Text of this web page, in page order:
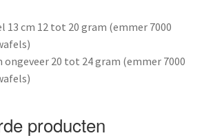
13 cm 12 tot 20 gram (emmer 7000
ongeveer 20 tot 24 gram (emmer 7000
producten